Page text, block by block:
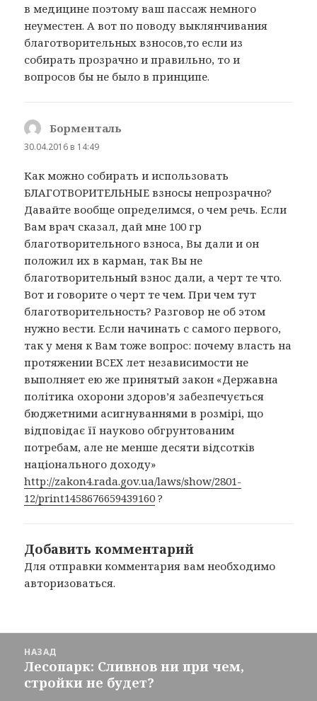
в медицине поэтому ваш пассаж немного
неуместен. А вот по поводу выклянчивания
благотворительных взносов,то если из
собирать прозрачно и правильно, то и
вопросов бы не было в принципе.
Борменталь
30.04.2016 в 14:49
Как можно собирать и использовать
БЛАГОТВОРИТЕЛЬНЫЕ взносы непрозрачно?
Давайте вообще определимся, о чем речь. Если
Вам врач сказал, дай мне 100 гр
благотворительного взноса, Вы дали и он
положил их в карман, так Вы не
благотворительный взнос дали, а черт те что.
Вот и говорите о черт те чем. При чем тут
благотворительность? Разговор не об этом
нужно вести. Если начинать с самого первого,
так у меня к Вам тоже вопрос: почему власть на
протяжении ВСЕХ лет независимости не
выполняет ею же принятый закон «Державна
політика охорони здоров’я забезпечується
бюджетними асигнуваннями в розмірі, що
відповідає її науково обгрунтованим
потребам, але не менше десяти відсотків
національного доходу»
http://zakon4.rada.gov.ua/laws/show/2801-
12/print1458676659439160 ?
Добавить комментарий
Для отправки комментария вам необходимо
авторизоваться.
записям
НАЗАД
Предыдущая
запись:
Лесопарк: Сливнов ни при чем,
стройки не будет?